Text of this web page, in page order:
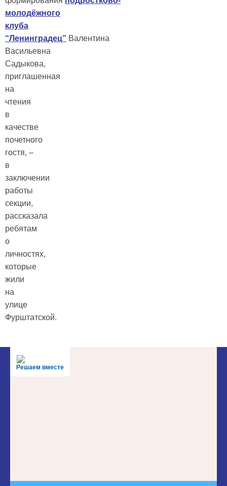
молодёжного
клуба
“Ленинградец” Валентина
Васильевна
Садыкова,
приглашенная
на
чтения
в
качестве
почетного
гостя, –
в
заключении
работы
секции,
рассказала
ребятам
о
личностях,
которые
жили
на
улице
Фурштатской.
Решаем вместе